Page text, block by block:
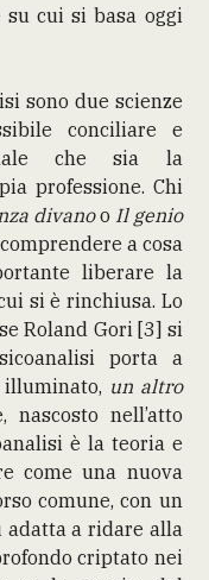
cui si basa oggi
sono due scienze
conciliare e
che sia la
professione. Chi
divanoo Il genio
a cosa
liberare la
si è rinchiusa. Lo
Roland Gori [3] si
porta a
illuminato, un altro
nell’atto
è la teoria e
come una nuova
comune, con un
adatta a ridare alla
criptato nei